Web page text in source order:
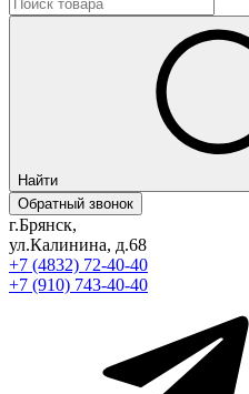
Найти
Обратный звонок
г.Брянск,
ул.Калинина, д.68
+7 (4832) 72-40-40
+7 (910) 743-40-40